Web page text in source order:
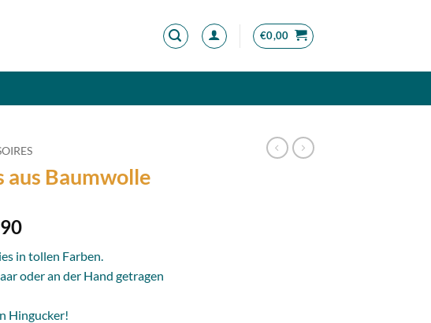
€0,00
aus Baumwolle
Preisspanne:
bis
€4,90
in tollen Farben.
oder an der Hand getragen
Hingucker!